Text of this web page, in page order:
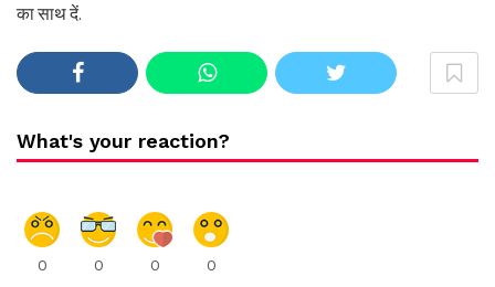
का साथ दें.
What's your reaction?
0 0 0 0